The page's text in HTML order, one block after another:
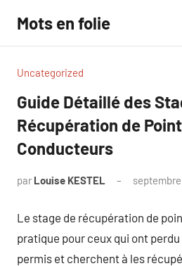
contenu
Mots en folie
Uncategorized
Guide Détaillé des
Récupération de
Conducteurs
par Louise KESTEL
Le stage de récupération de
pratique pour ceux qui ont
permis et cherchent à les